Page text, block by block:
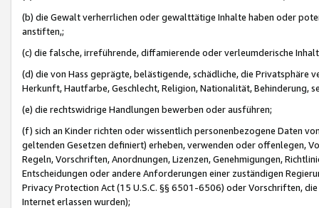
(b) die Gewalt verherrlichen oder gewalttätige Inhalte haben oder
anstiften,;
(c) die falsche, irreführende, diffamierende oder verleumderische
(d) die von Hass geprägte, belästigende, schädliche, die Privatsphäre
Herkunft, Hautfarbe, Geschlecht, Religion, Nationalität, Behinderung,
(e) die rechtswidrige Handlungen bewerben oder ausführen;
(f) sich an Kinder richten oder wissentlich personenbezogene Daten
geltenden Gesetzen definiert) erheben, verwenden oder offenlegen,
Regeln, Vorschriften, Anordnungen, Lizenzen, Genehmigungen,
Entscheidungen oder andere Anforderungen einer zuständigen
Privacy Protection Act (15 U.S.C. §§ 6501-6506) oder Vorschriften,
Internet erlassen wurden);